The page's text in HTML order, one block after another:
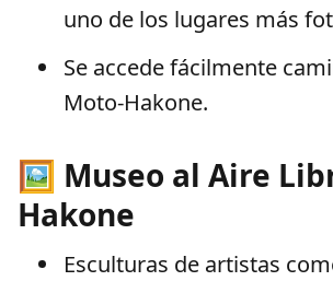
uno de los lugares más
Se accede fácilmente
Moto-Hakone.
🖼️ Museo al Aire
Hakone
Esculturas de artistas